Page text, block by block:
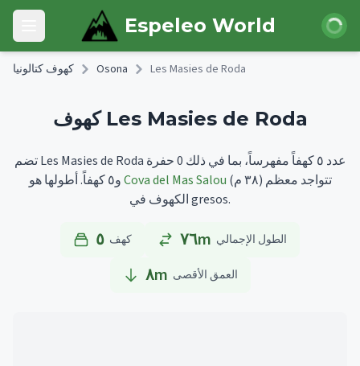
Skip to main content
Open main menu Espeleo World الدخول
كهوف كتالونيا Osona Les Masies de Roda
كهوف Les Masies de Roda
تضم Les Masies de Roda عدد ٥ كهفاً مفهرساً، بما في ذلك 0 حفرة
و٥ كهفاً.Cova del Mas Salou (٣٨ م) تتواجد معظم
الكهوف في gresos.
٥ كهف ٧٦m الطول الإجمالي
٨m العمق الأقصى